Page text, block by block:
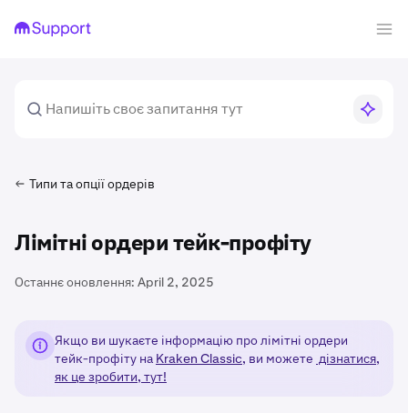
Типи та опції ордерів
Лімітні ордери тейк-профіту
Останнє оновлення: April 2, 2025
Якщо ви шукаєте інформацію про лімітні ордери
тейк-профіту на Kraken Classic, ви можете дізнатися,
як це зробити, тут!